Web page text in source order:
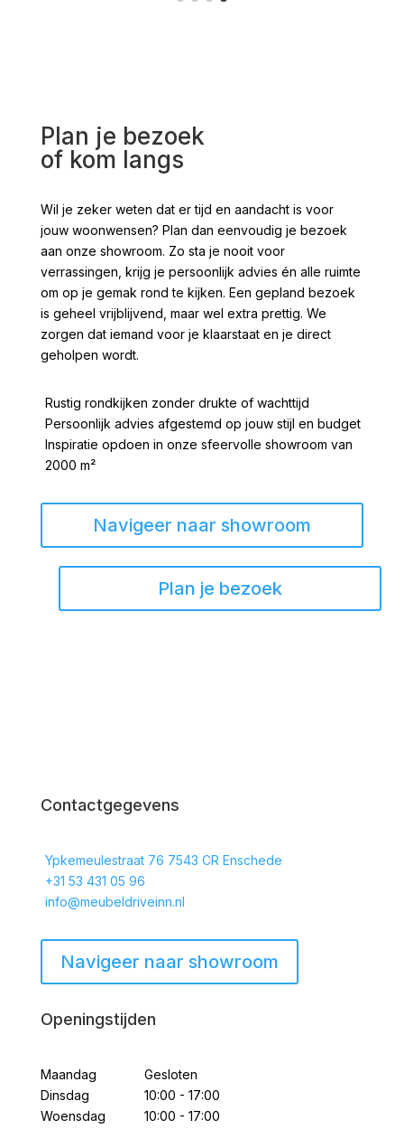
Plan je bezoek
of kom langs
Wil je zeker weten dat er tijd en aandacht is voor
jouw woonwensen? Plan dan eenvoudig je bezoek
aan onze showroom. Zo sta je nooit voor
verrassingen, krijg je persoonlijk advies én alle ruimte
om op je gemak rond te kijken. Een gepland bezoek
is geheel vrijblijvend, maar wel extra prettig. We
zorgen dat iemand voor je klaarstaat en je direct
geholpen wordt.
Rustig rondkijken zonder drukte of wachttijd
Persoonlijk advies afgestemd op jouw stijl en budget
Inspiratie opdoen in onze sfeervolle showroom van
2000 m²
Navigeer naar showroom
Plan je bezoek
Contactgegevens
Ypkemeulestraat 76 7543 CR Enschede
+31 53 431 05 96
info@meubeldriveinn.nl
Navigeer naar showroom
Openingstijden
Maandag
Gesloten
Dinsdag
10:00 - 17:00
Woensdag
10:00 - 17:00